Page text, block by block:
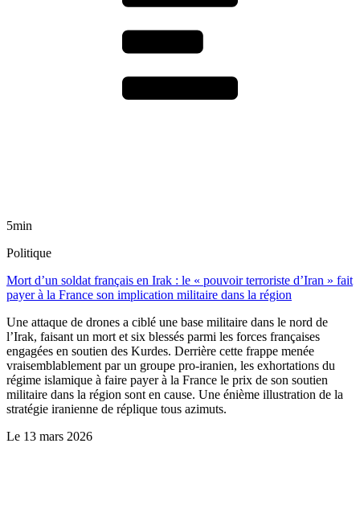
5min
Politique
Mort d’un soldat français en Irak : le « pouvoir terroriste d’Iran » fait
payer à la France son implication militaire dans la région
Une attaque de drones a ciblé une base militaire dans le nord de
l’Irak, faisant un mort et six blessés parmi les forces françaises
engagées en soutien des Kurdes. Derrière cette frappe menée
vraisemblablement par un groupe pro-iranien, les exhortations du
régime islamique à faire payer à la France le prix de son soutien
militaire dans la région sont en cause. Une énième illustration de la
stratégie iranienne de réplique tous azimuts.
Le 13 mars 2026